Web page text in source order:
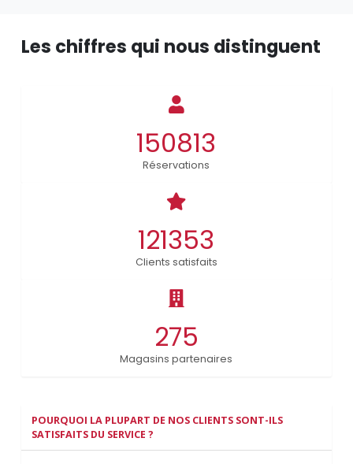
Les chiffres qui nous distinguent
150813
Réservations
121353
Clients satisfaits
275
Magasins partenaires
POURQUOI LA PLUPART DE NOS CLIENTS SONT-ILS
SATISFAITS DU SERVICE ?